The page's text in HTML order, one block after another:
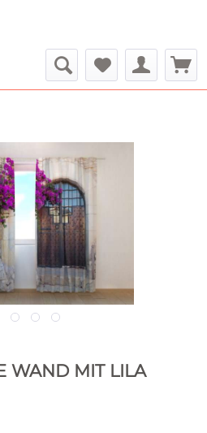
WAND MIT LILA